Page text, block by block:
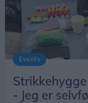
Events
- Jeg er